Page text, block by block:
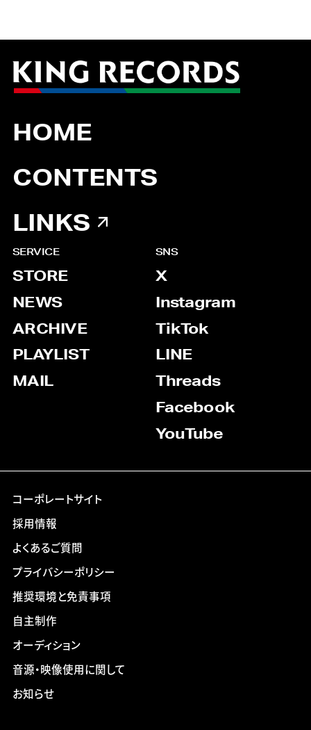
HOME
CONTENTS
LINKS
SERVICE
STORE
NEWS
ARCHIVE
PLAYLIST
MAIL
SNS
X
Instagram
TikTok
LINE
Threads
Facebook
YouTube
コーポレートサイト
採用情報
よくあるご質問
プライバシーポリシー
推奨環境と免責事項
自主制作
オーディション
音源・映像使用に関して
お知らせ